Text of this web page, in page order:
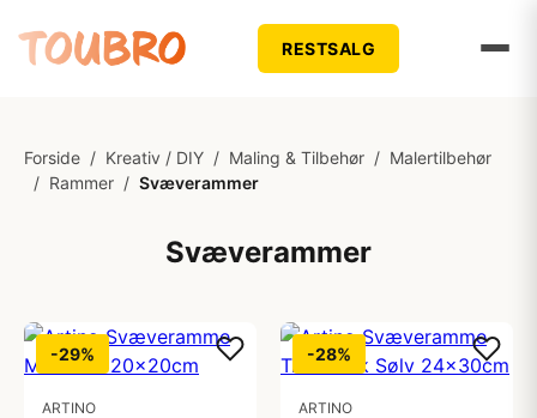
RESTSALG
Forside / Kreativ / DIY / Maling & Tilbehør / Malertilbehør
/ Rammer / Svæverammer
Svæverammer
-29%
ARTINO
-28%
ARTINO